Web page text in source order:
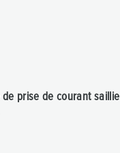
de prise de courant saillie